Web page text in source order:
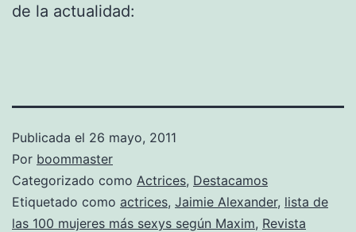
de la actualidad:
Publicada el 26 mayo, 2011
Por boommaster
Categorizado como Actrices, Destacamos
Etiquetado como actrices, Jaimie Alexander, lista de
las 100 mujeres más sexys según Maxim, Revista